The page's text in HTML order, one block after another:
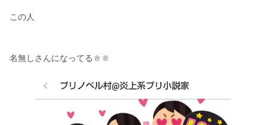
この人
名無しさんになってるㅎㅎ